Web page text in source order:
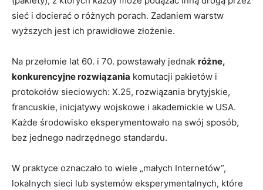
sieć i docierać o różnych porach. Zadaniem warstw
wyższych jest ich prawidłowe złożenie.
Na przełomie lat 60. i 70. powstawały jednak różne,
konkurencyjne rozwiązania komutacji pakietów i
protokołów sieciowych: X.25, rozwiązania brytyjskie,
francuskie, inicjatywy wojskowe i akademickie w USA.
Każde środowisko eksperymentowało na swój sposób,
bez jednego nadrzędnego standardu.
W praktyce oznaczało to wiele „małych Internetów”,
lokalnych sieci lub systemów eksperymentalnych, które